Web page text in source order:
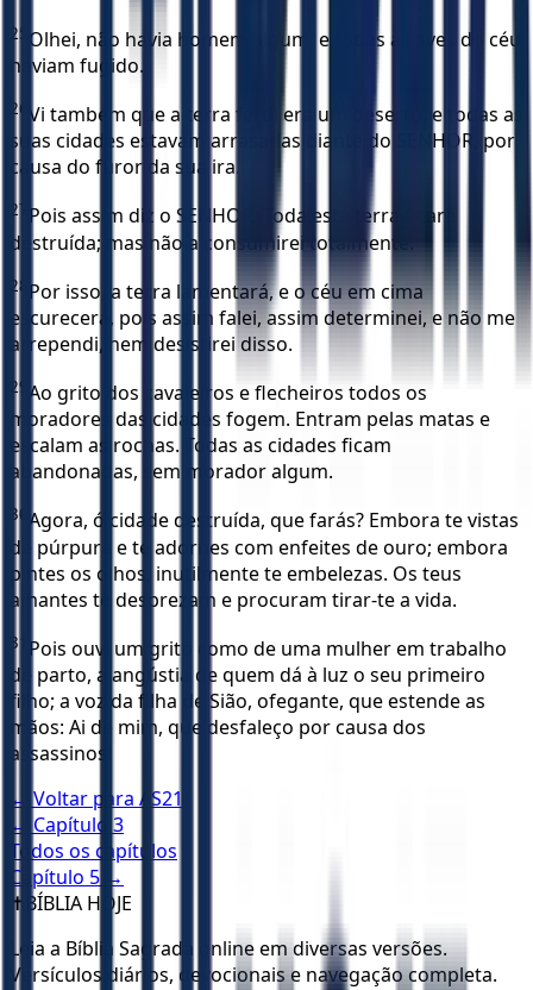
25 Olhei, não havia homem algum, e todas as aves do céu
haviam fugido.
26 Vi também que a terra fértil era um deserto, e todas as
suas cidades estavam arrasadas diante do SENHOR, por
causa do furor da sua ira.
27 Pois assim diz o SENHOR: Toda esta terra ficará
destruída; mas não a consumirei totalmente.
28 Por isso, a terra lamentará, e o céu em cima
escurecerá, pois assim falei, assim determinei, e não me
arrependi, nem desistirei disso.
29 Ao grito dos cavaleiros e flecheiros todos os
moradores das cidades fogem. Entram pelas matas e
escalam as rochas. Todas as cidades ficam
abandonadas, sem morador algum.
30 Agora, ó cidade destruída, que farás? Embora te vistas
de púrpura e te adornes com enfeites de ouro; embora
pintes os olhos, inutilmente te embelezas. Os teus
amantes te desprezam e procuram tirar-te a vida.
31
Pois ouvi um grito como de uma mulher em trabalho
de parto, a angústia de quem dá à luz o seu primeiro
filho; a voz da filha de Sião, ofegante, que estende as
mãos: Ai de mim, que desfaleço por causa dos
assassinos!
← Voltar para AS21
← Capítulo 3
Todos os capítulos
Capítulo 5 →
✝️ BÍBLIA HOJE
Leia a Bíblia Sagrada online em diversas versões.
Versículos diários, devocionais e navegação completa.